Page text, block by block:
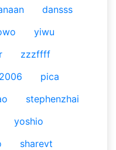
dansss
yiwu
zzzffff
pica
stephenzhai
yoshio
sharevt